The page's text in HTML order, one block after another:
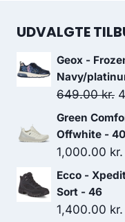
UDVALGTE
Geox -
Navy/
649.00kr.
Green
Offwhite - 40
1,000.00 kr.
Ecco -
Sort - 46
1,400.00 kr.